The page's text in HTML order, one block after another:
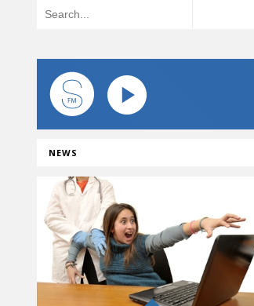
NEWS